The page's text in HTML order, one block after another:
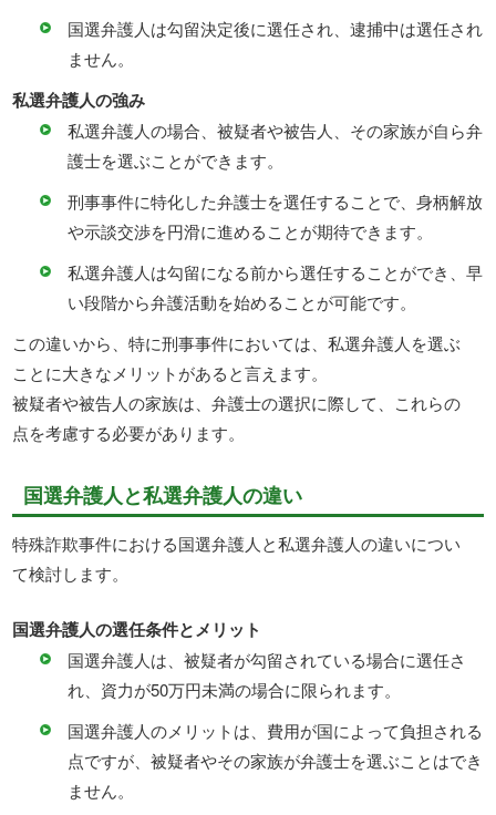
国選弁護人は勾留決定後に選任され、逮捕中は選任され
ません。
私選弁護人の強み
私選弁護人の場合、被疑者や被告人、その家族が自ら弁
護士を選ぶことができます。
刑事事件に特化した弁護士を選任することで、身柄解放
や示談交渉を円滑に進めることが期待できます。
私選弁護人は勾留になる前から選任することができ、早
い段階から弁護活動を始めることが可能です。
この違いから、特に刑事事件においては、私選弁護人を選ぶ
ことに大きなメリットがあると言えます。
被疑者や被告人の家族は、弁護士の選択に際して、これらの
点を考慮する必要があります。
国選弁護人と私選弁護人の違い
特殊詐欺事件における国選弁護人と私選弁護人の違いについ
て検討します。
国選弁護人の選任条件とメリット
国選弁護人は、被疑者が勾留されている場合に選任さ
れ、資力が50万円未満の場合に限られます。
国選弁護人のメリットは、費用が国によって負担される
点ですが、被疑者やその家族が弁護士を選ぶことはでき
ません。